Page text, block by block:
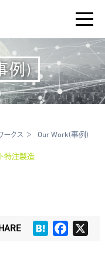
例)
ークス Our Work(事例)
特注製造
Hatena